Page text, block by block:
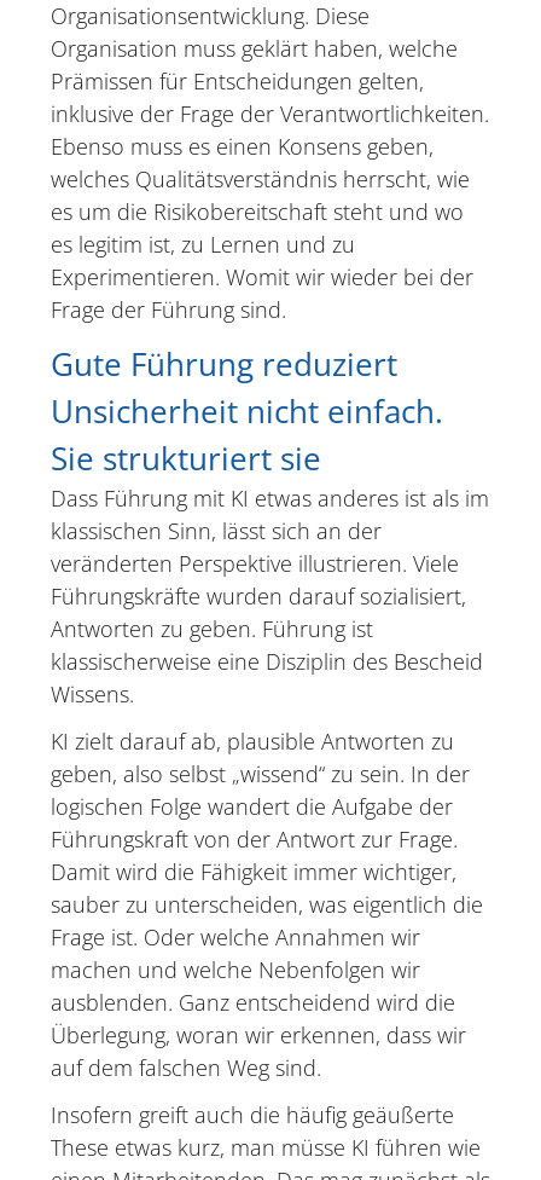
Organisationsentwicklung. Diese
Organisation muss geklärt haben, welche
Prämissen für Entscheidungen gelten,
inklusive der Frage der Verantwortlichkeiten.
Ebenso muss es einen Konsens geben,
welches Qualitätsverständnis herrscht, wie
es um die Risikobereitschaft steht und wo
es legitim ist, zu Lernen und zu
Experimentieren. Womit wir wieder bei der
Frage der Führung sind.
Gute Führung reduziert
Unsicherheit nicht einfach.
Sie strukturiert sie
Dass Führung mit KI etwas anderes ist als im
klassischen Sinn, lässt sich an der
veränderten Perspektive illustrieren. Viele
Führungskräfte wurden darauf sozialisiert,
Antworten zu geben. Führung ist
klassischerweise eine Disziplin des Bescheid
Wissens.
KI zielt darauf ab, plausible Antworten zu
geben, also selbst „wissend“ zu sein. In der
logischen Folge wandert die Aufgabe der
Führungskraft von der Antwort zur Frage.
Damit wird die Fähigkeit immer wichtiger,
sauber zu unterscheiden, was eigentlich die
Frage ist. Oder welche Annahmen wir
machen und welche Nebenfolgen wir
ausblenden. Ganz entscheidend wird die
Überlegung, woran wir erkennen, dass wir
auf dem falschen Weg sind.
Insofern greift auch die häufig geäußerte
These etwas kurz, man müsse KI führen wie